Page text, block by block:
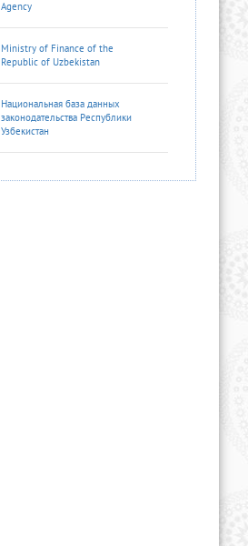
Agency
Ministry of Finance of the
Republic of Uzbekistan
Национальная база данных
законодательства Республики
Узбекистан